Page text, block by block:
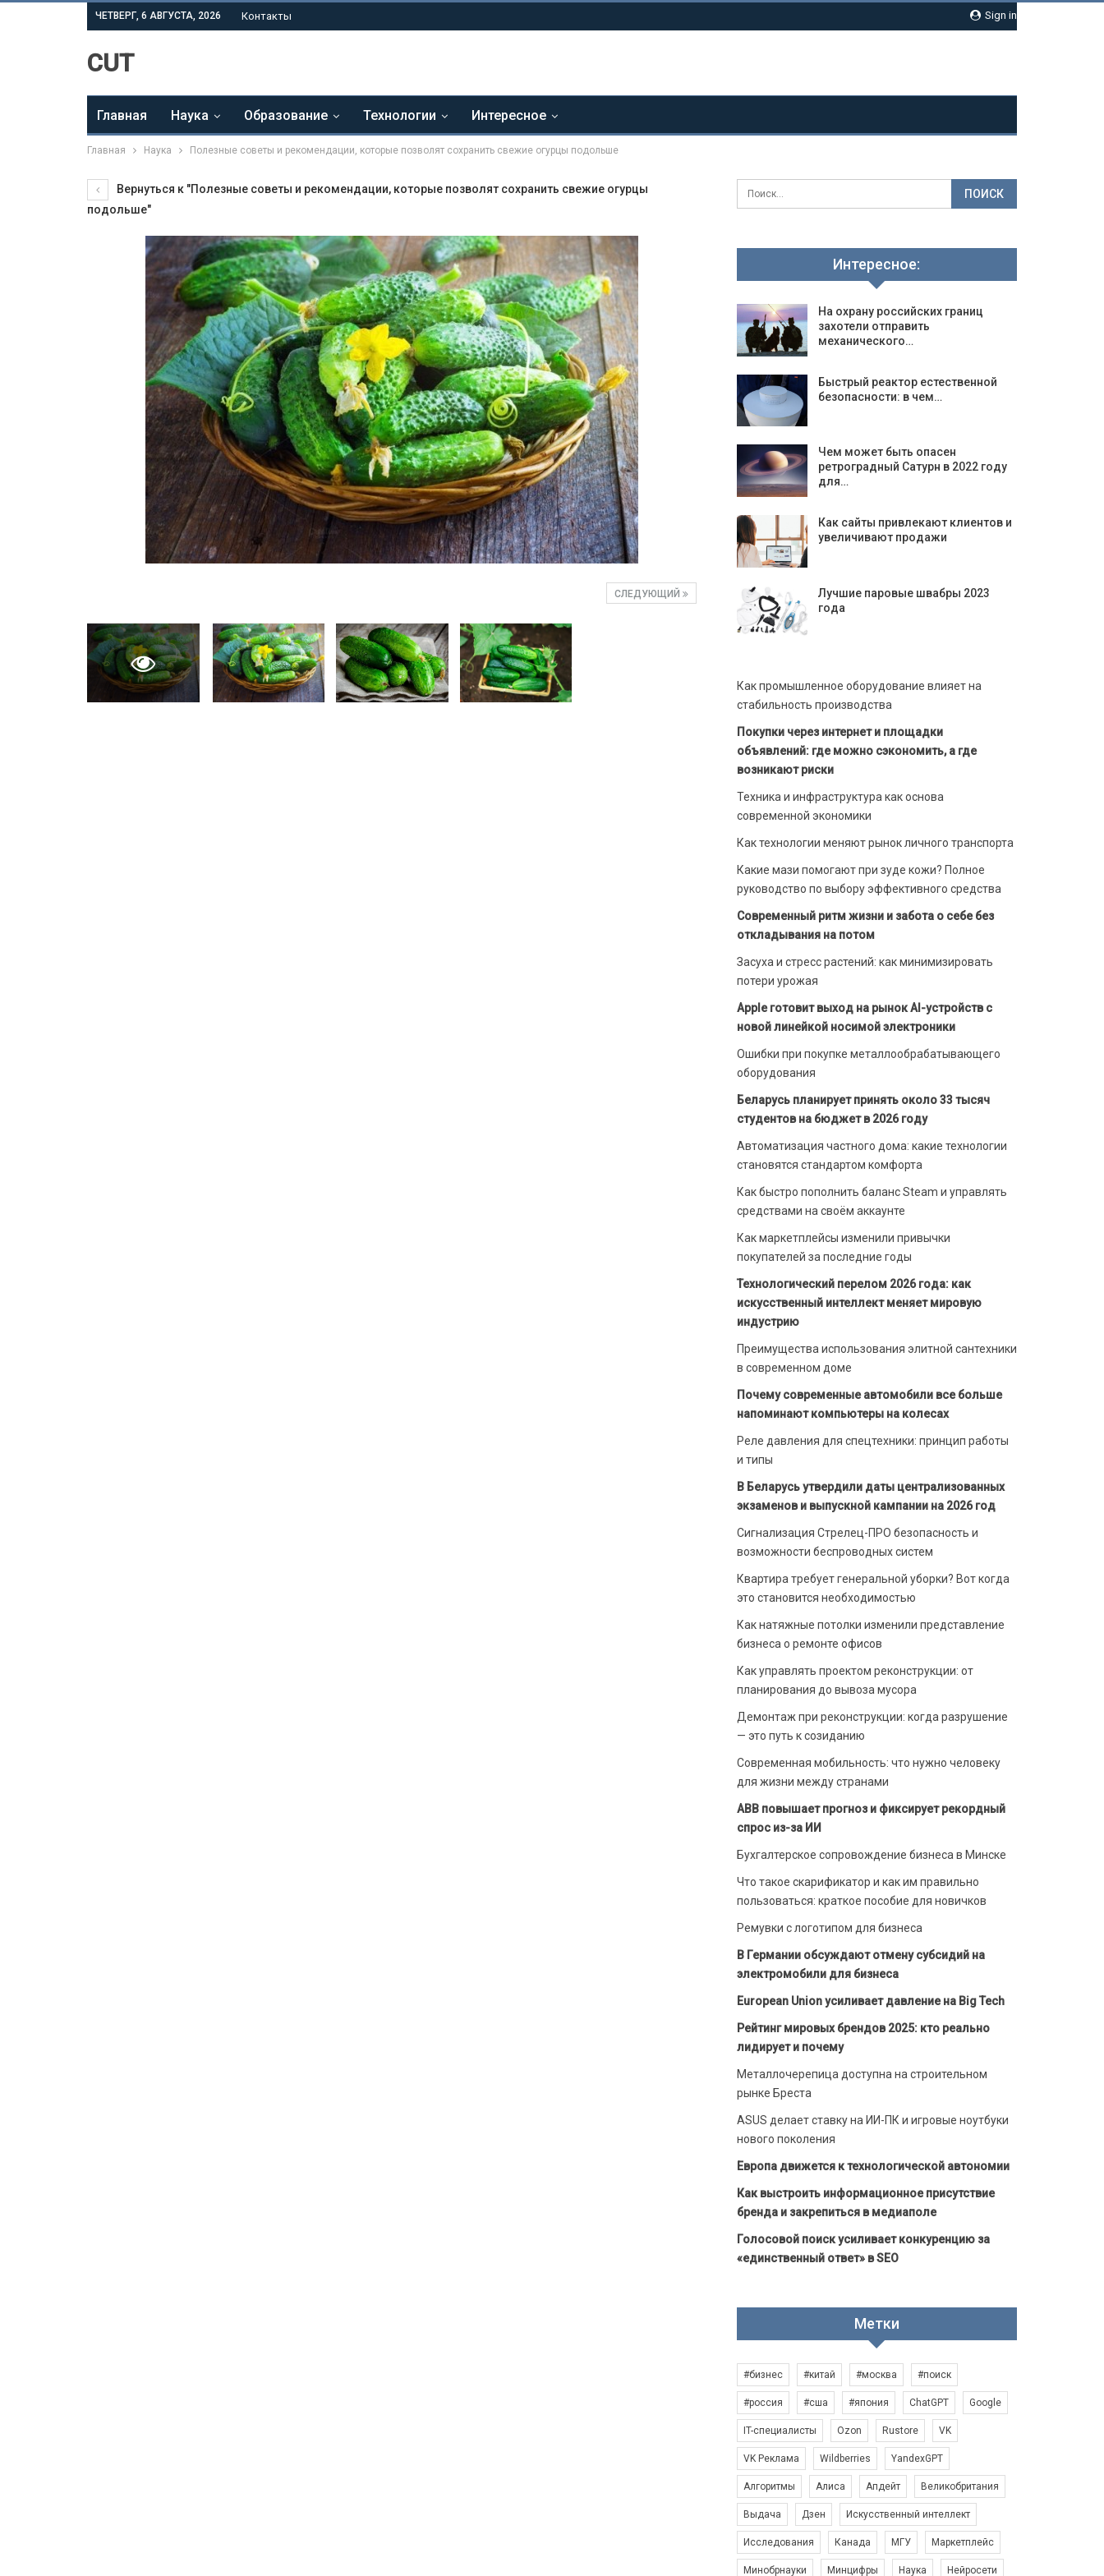
Sign in
ЧЕТВЕРГ, 6 АВГУСТА, 2026 Контакты
CUT
Главная Наука Образование Технологии Интересное
Главная Наука Полезные советы и рекомендации, которые позволят сохранить свежие огурцы подольше
Вернуться к "Полезные советы и рекомендации, которые позволят сохранить свежие огурцы
подольше"
СЛЕДУЮЩИЙ
Интересное:
На охрану российских границ
захотели отправить
механического…
Быстрый реактор естественной
безопасности: в чем…
Чем может быть опасен
ретроградный Сатурн в 2022 году
для…
Как сайты привлекают клиентов и
увеличивают продажи
Лучшие паровые швабры 2023
года
Как промышленное оборудование влияет на
стабильность производства
Покупки через интернет и площадки
объявлений: где можно сэкономить, а где
возникают риски
Техника и инфраструктура как основа
современной экономики
Как технологии меняют рынок личного транспорта
Какие мази помогают при зуде кожи? Полное
руководство по выбору эффективного средства
Современный ритм жизни и забота о себе без
откладывания на потом
Засуха и стресс растений: как минимизировать
потери урожая
Apple готовит выход на рынок AI-устройств с
новой линейкой носимой электроники
Ошибки при покупке металлообрабатывающего
оборудования
Беларусь планирует принять около 33 тысяч
студентов на бюджет в 2026 году
Автоматизация частного дома: какие технологии
становятся стандартом комфорта
Как быстро пополнить баланс Steam и управлять
средствами на своём аккаунте
Как маркетплейсы изменили привычки
покупателей за последние годы
Технологический перелом 2026 года: как
искусственный интеллект меняет мировую
индустрию
Преимущества использования элитной сантехники
в современном доме
Почему современные автомобили все больше
напоминают компьютеры на колесах
Реле давления для спецтехники: принцип работы
и типы
В Беларусь утвердили даты централизованных
экзаменов и выпускной кампании на 2026 год
Сигнализация Стрелец-ПРО безопасность и
возможности беспроводных систем
Квартира требует генеральной уборки? Вот когда
это становится необходимостью
Как натяжные потолки изменили представление
бизнеса о ремонте офисов
Как управлять проектом реконструкции: от
планирования до вывоза мусора
Демонтаж при реконструкции: когда разрушение
— это путь к созиданию
Современная мобильность: что нужно человеку
для жизни между странами
ABB повышает прогноз и фиксирует рекордный
спрос из-за ИИ
Бухгалтерское сопровождение бизнеса в Минске
Что такое скарификатор и как им правильно
пользоваться: краткое пособие для новичков
Ремувки с логотипом для бизнеса
В Германии обсуждают отмену субсидий на
электромобили для бизнеса
European Union усиливает давление на Big Tech
Рейтинг мировых брендов 2025: кто реально
лидирует и почему
Металлочерепица доступна на строительном
рынке Бреста
ASUS делает ставку на ИИ-ПК и игровые ноутбуки
нового поколения
Европа движется к технологической автономии
Как выстроить информационное присутствие
бренда и закрепиться в медиаполе
Голосовой поиск усиливает конкуренцию за
«единственный ответ» в SEO
Метки
#бизнес #китай #москва #поиск
#россия #сша #япония ChatGPT Google
IT-специалисты Ozon Rustore VK
VK Реклама Wildberries YandexGPT
Алгоритмы Алиса Апдейт Великобритания
Выдача Дзен Искусственный интеллект
Исследования Канада МГУ Маркетплейс
Минобрнауки Минцифры Наука Нейросети